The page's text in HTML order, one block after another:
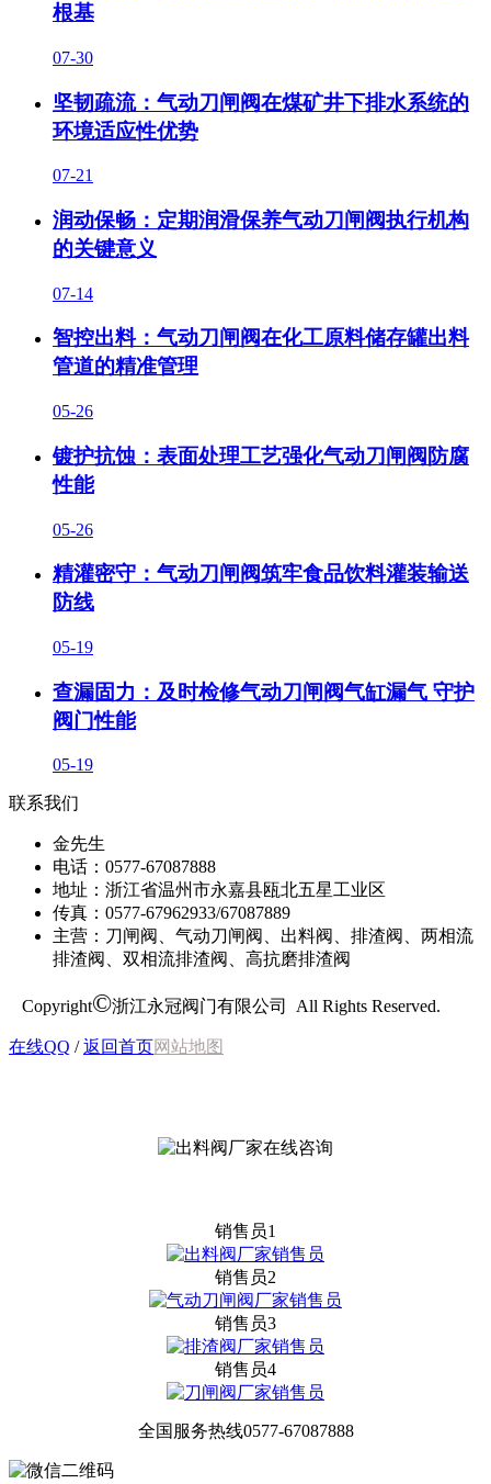
根基
07-30
坚韧疏流：气动刀闸阀在煤矿井下排水系统的
环境适应性优势
07-21
润动保畅：定期润滑保养气动刀闸阀执行机构
的关键意义
07-14
智控出料：气动刀闸阀在化工原料储存罐出料
管道的精准管理
05-26
镀护抗蚀：表面处理工艺强化气动刀闸阀防腐
性能
05-26
精灌密守：气动刀闸阀筑牢食品饮料灌装输送
防线
05-19
查漏固力：及时检修气动刀闸阀气缸漏气 守护
阀门性能
05-19
联系我们
金先生
电话：0577-67087888
地址：浙江省温州市永嘉县瓯北五星工业区
传真：0577-67962933/67087889
主营：刀闸阀、气动刀闸阀、出料阀、排渣阀、两相流
排渣阀、双相流排渣阀、高抗磨排渣阀
Copyright©浙江永冠阀门有限公司 All Rights Reserved.
在线QQ /返回首页 网站地图
销售员1
销售员2
销售员3
销售员4
全国服务热线0577-67087888